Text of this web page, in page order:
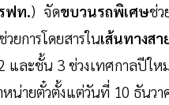
ฟท.) จัดขบวนรถพิเศษช่ว
ยการโดยสารในเส้นทางส
และชั้น 3 ช่วงเทศกาลปีใ
หน่ายตั๋วตั้งแต่วันที่ 10 ธัน